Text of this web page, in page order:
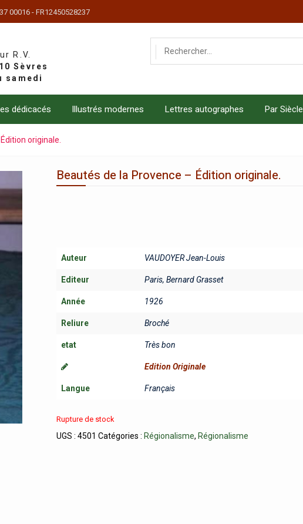
00016 - FR12450528237
R.V.
dédicacés Illustrés modernes Lettres autographes Par Siècle
originale.
Beautés de la Provence – Édition originale.
Auteur VAUDOYER Jean-Louis
Editeur Paris, Bernard Grasset
Année 1926
Reliure Broché
etat Très bon
Edition Originale
Langue Français
Rupture de stock
UGS :4501 Catégories : Régionalisme, Régionalisme